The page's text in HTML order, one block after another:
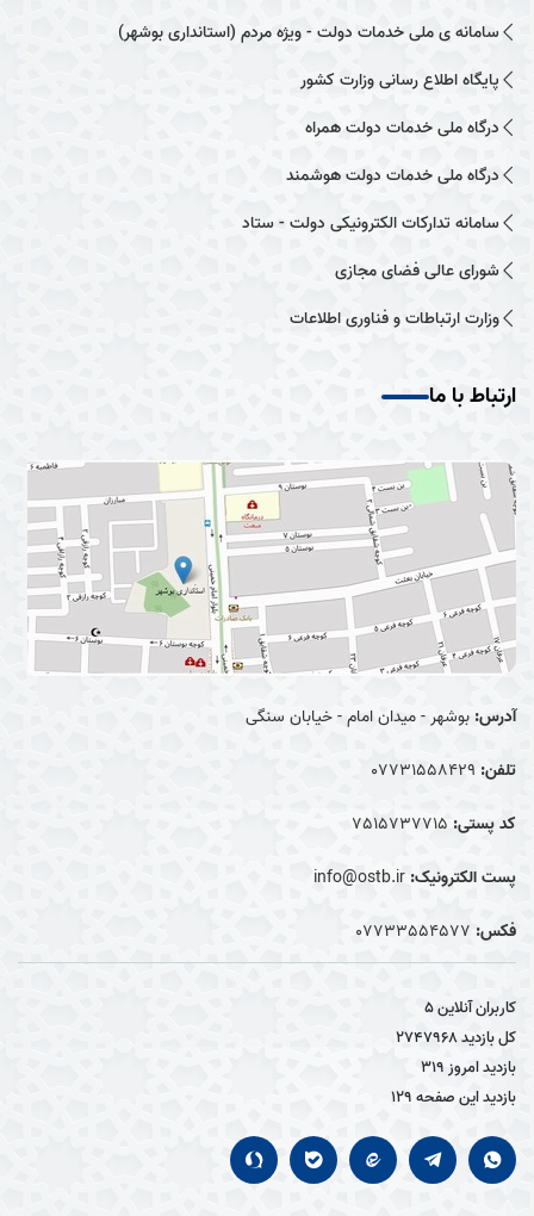
سامانه ی ملی خدمات دولت - ویژه مردم (استانداری بوشهر)
پایگاه اطلاع رسانی وزارت کشور
درگاه ملی خدمات دولت همراه
درگاه ملی خدمات دولت هوشمند
سامانه تدارکات الکترونیکی دولت - ستاد
شورای عالی فضای مجازی
وزارت ارتباطات و فناوری اطلاعات
ارتباط با ما
آدرس: بوشهر - میدان امام - خیابان سنگی
تلفن: 07731558429
کد پستی: 7515737715
پست الکترونیک: info@ostb.ir
فکس: 07733554577
کاربران آنلاین5
کل بازدید2747968
بازدید امروز 319
بازدید این صفحه129